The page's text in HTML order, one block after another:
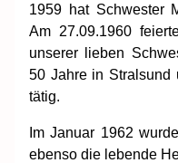
1959 hat Schwester
Am 27.09.1960
unserer lieben
50 Jahre in Stralsund
tätig.
Im Januar 1962
ebenso die lebende